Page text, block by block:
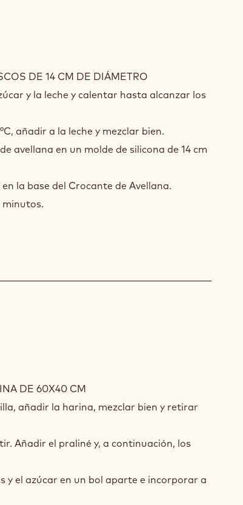
DE 14 CM DE DIÁMETRO
y la leche y calentar hasta alcanzar los
añadir a la leche y mezclar bien.
avellana en un molde de silicona de 14 cm
la base del Crocante de Avellana.
minutos.
DE 60X40 CM
añadir la harina, mezclar bien y retirar
Añadir el praliné y, a continuación, los
y el azúcar en un bol aparte e incorporar a